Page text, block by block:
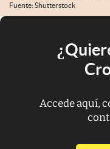
Fuente: Shutterstock
Accede aquí,